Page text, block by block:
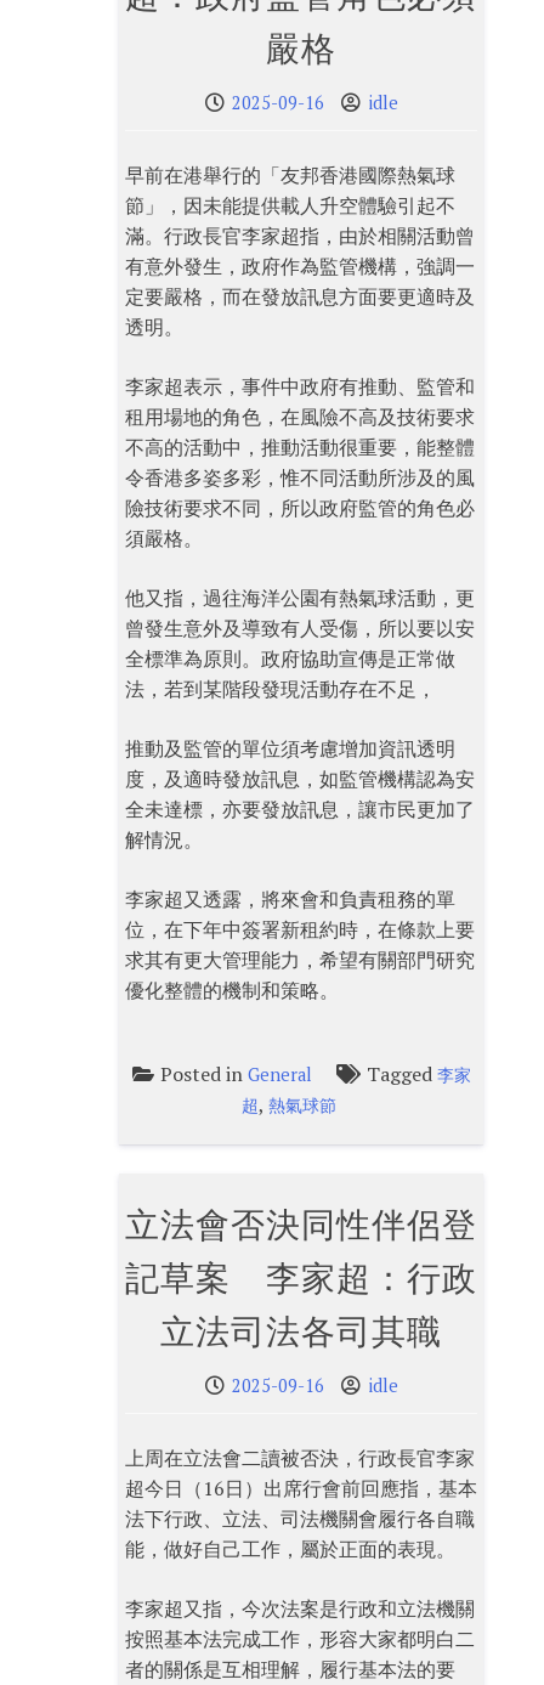
嚴格
2025-09-16 idle
早前在港舉行的「友邦香港國際熱氣球
節」，因未能提供載人升空體驗引起不
滿。行政長官李家超指，由於相關活動曾
有意外發生，政府作為監管機構，強調一
定要嚴格，而在發放訊息方面要更適時及
透明。
李家超表示，事件中政府有推動、監管和
租用場地的角色，在風險不高及技術要求
不高的活動中，推動活動很重要，能整體
令香港多姿多彩，惟不同活動所涉及的風
險技術要求不同，所以政府監管的角色必
須嚴格。
他又指，過往海洋公園有熱氣球活動，更
曾發生意外及導致有人受傷，所以要以安
全標準為原則。政府協助宣傳是正常做
法，若到某階段發現活動存在不足，
推動及監管的單位須考慮增加資訊透明
度，及適時發放訊息，如監管機構認為安
全未達標，亦要發放訊息，讓市民更加了
解情況。
李家超又透露，將來會和負責租務的單
位，在下年中簽署新租約時，在條款上要
求其有更大管理能力，希望有關部門研究
優化整體的機制和策略。
Posted in General Tagged 李家
超,熱氣球節
立法會否決同性伴侶登
記草案 李家超：行政
立法司法各司其職
2025-09-16 idle
上周在立法會二讀被否決，行政長官李家
超今日（16日）出席行會前回應指，基本
法下行政、立法、司法機關會履行各自職
能，做好自己工作，屬於正面的表現。
李家超又指，今次法案是行政和立法機關
按照基本法完成工作，形容大家都明白二
者的關係是互相理解，履行基本法的要